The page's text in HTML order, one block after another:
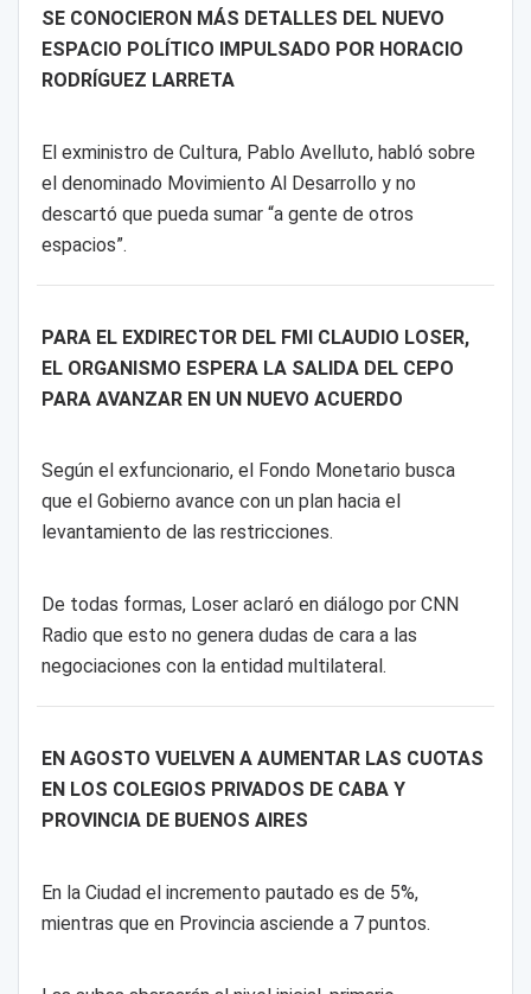
SE CONOCIERON MÁS DETALLES DEL NUEVO
ESPACIO POLÍTICO IMPULSADO POR HORACIO
RODRÍGUEZ LARRETA
El exministro de Cultura, Pablo Avelluto, habló sobre
el denominado Movimiento Al Desarrollo y no
descartó que pueda sumar “a gente de otros
espacios”.
PARA EL EXDIRECTOR DEL FMI CLAUDIO LOSER,
EL ORGANISMO ESPERA LA SALIDA DEL CEPO
PARA AVANZAR EN UN NUEVO ACUERDO
Según el exfuncionario, el Fondo Monetario busca
que el Gobierno avance con un plan hacia el
levantamiento de las restricciones.
De todas formas, Loser aclaró en diálogo por CNN
Radio que esto no genera dudas de cara a las
negociaciones con la entidad multilateral.
EN AGOSTO VUELVEN A AUMENTAR LAS CUOTAS
EN LOS COLEGIOS PRIVADOS DE CABA Y
PROVINCIA DE BUENOS AIRES
En la Ciudad el incremento pautado es de 5%,
mientras que en Provincia asciende a 7 puntos.